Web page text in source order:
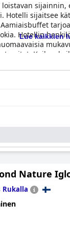
Hotelli sijaitsee
Hotellin
peitot. Kaiken
palvelulla ja
Lue kaikkien
Nature
Rukalla